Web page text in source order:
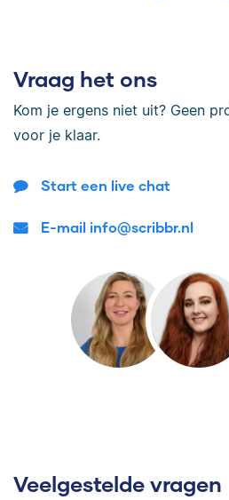
Vraag het ons
Kom je ergens niet uit? Geen
voor je klaar.
Start een live chat
E-mail info@scribbr.nl
Veelgestelde vragen